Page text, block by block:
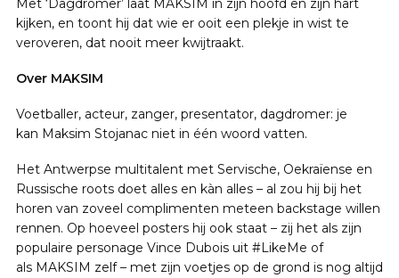
Met ‘Dagdromer’ laat MAKSIM in zijn hoofd en zijn hart
kijken, en toont hij dat wie er ooit een plekje in wist te
veroveren, dat nooit meer kwijtraakt.
Over MAKSIM
Voetballer, acteur, zanger, presentator, dagdromer: je
kan Maksim Stojanac niet in één woord vatten.
Het Antwerpse multitalent met Servische, Oekraïense en
Russische roots doet alles en kàn alles – al zou hij bij het
horen van zoveel complimenten meteen backstage willen
rennen. Op hoeveel posters hij ook staat – zij het als zijn
populaire personage Vince Dubois uit #LikeMe of
als MAKSIM zelf – met zijn voetjes op de grond is nog altijd